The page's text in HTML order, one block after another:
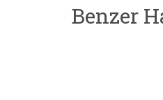
Benzer